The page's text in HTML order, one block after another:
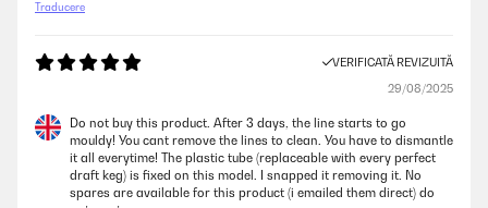
Traducere
VERIFICATĂ REVIZUITĂ
29/08/2025
Do not buy this product. After 3 days, the line starts to go
mouldy! You cant remove the lines to clean. You have to dismantle
it all everytime! The plastic tube (replaceable with every perfect
draft keg) is fixed on this model. I snapped it removing it. No
spares are available for this product (i emailed them direct) do